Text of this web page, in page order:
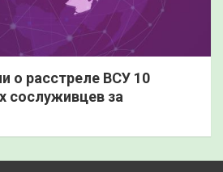
о расстреле ВСУ 10
сослуживцев за